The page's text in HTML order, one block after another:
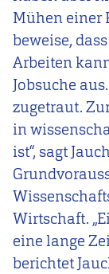
Mühen einer
beweise,
Arbeiten
Jobsuche
zugetraut.
in
ist“, sagt
Wirtschaft.
eine lange
berichtet